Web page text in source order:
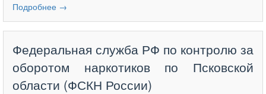
Подробнее →
Федеральная служба РФ по контролю за
оборотом наркотиков по Псковской
области (ФСКН России)